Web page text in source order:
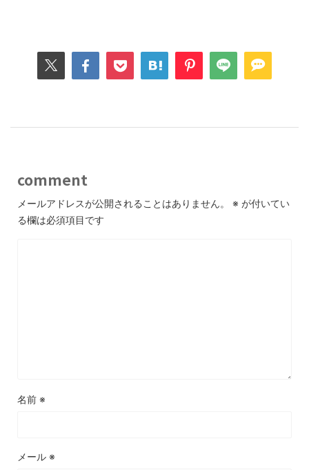
comment
メールアドレスが公開されることはありません。 ※ が付いてい
る欄は必須項目です
名前 ※
メール ※